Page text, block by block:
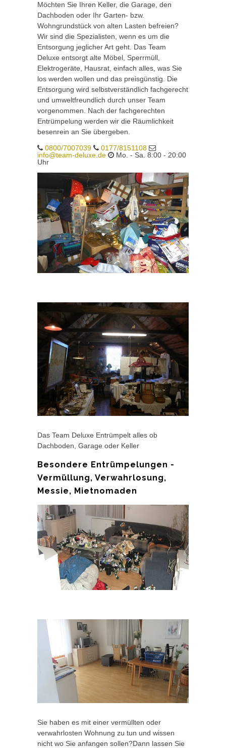
Möchten Sie Ihren Keller, die Garage, den
Dachboden oder Ihr Garten- bzw.
Wohngrundstück von alten Lasten befreien?
Wir sind die Spezialisten, wenn es um die
Entsorgung jeglicher Art geht. Das Team
Deluxe entsorgt alte Möbel, Sperrmüll,
Elektrogeräte, Hausrat, einfach alles, was Sie
los werden wollen und das preisgünstig. Die
Entsorgung wird selbstverständlich fachgerecht
und umweltfreundlich durch unser Team
vorgenommen. Nach der fachgerechten
Entrümpelung werden wir die Räumlichkeit
besenrein an Sie übergeben.
0800/7007039
0177/8151108
info@team-deluxe.de
Mo. - Sa. 8:00 - 20:00
Uhr
Das Team Deluxe Entrümpelt alles ob
Dachboden, Garage oder Keller
Besondere Entrümpelungen -
Vermüllung, Verwahrlosung,
Messie, Mietnomaden
Sie haben es mit einer vermüllten oder
verwahrlosten Wohnung zu tun und wissen
nicht wo Sie anfangen sollen?Dann lassen Sie